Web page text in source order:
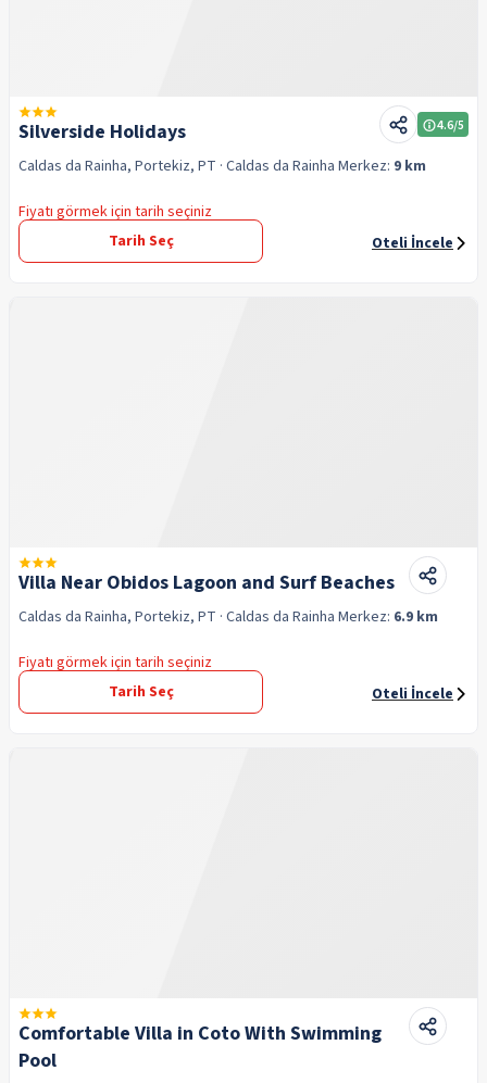
Silverside Holidays 4.6/5
Caldas da Rainha, Portekiz, PT · Caldas da Rainha Merkez: 9 km
Fiyatı görmek için tarih seçiniz
Tarih Seç
Oteli İncele
Villa Near Obidos Lagoon and Surf Beaches
Caldas da Rainha, Portekiz, PT · Caldas da Rainha Merkez: 6.9 km
Fiyatı görmek için tarih seçiniz
Tarih Seç
Oteli İncele
Comfortable Villa in Coto With Swimming
Pool